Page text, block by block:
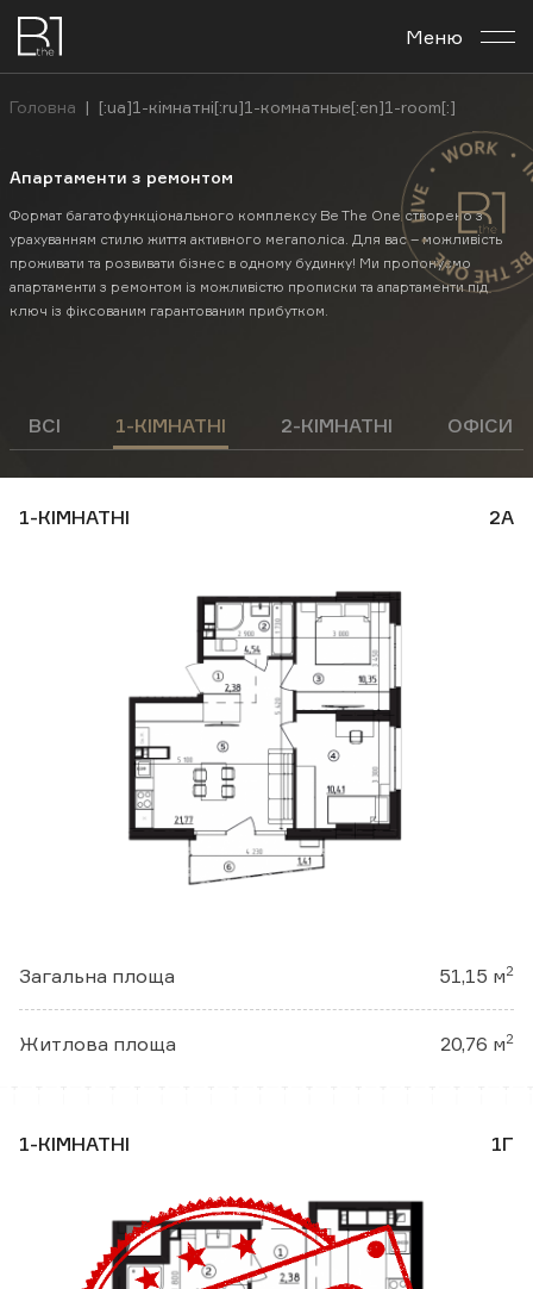
Про комплекс
Бізнес-центр
Новини
Завантажити презентацію:
Бізнес-центр Апартаменти
Замовити консультацію
Меню
Головна | [:ua]1-кімнатні[:ru]1-комнатные[:en]1-room[:]
Апартаменти з ремонтом
Формат багатофункціонального комплексу Be The One створено з
урахуванням стилю життя активного мегаполіса. Для вас – можливість
проживати та розвивати бізнес в одному будинку! Ми пропонуємо
апартаменти з ремонтом із можливістю прописки та апартаменти під
ключ із фіксованим гарантованим прибутком.
ВСІ 1-КІМНАТНІ 2-КІМНАТНІ ОФІСИ
1-КІМНАТНІ 2А
Загальна площа 51,15 м2
Житлова площа 20,76 м2
1-КІМНАТНІ 1Г